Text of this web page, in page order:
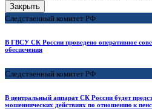
Закрыть
Следственный комитет РФ
В ГВСУ СК России проведено оперативное
обеспечения
Следственный комитет РФ
В центральный аппарат СК России будет
мошеннических действиях по отношению к